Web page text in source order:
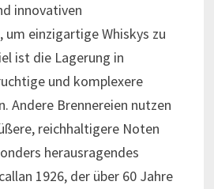
innovativen
um einzigartige Whiskys zu
ist die Lagerung in
und komplexere
Andere Brennereien nutzen
reichhaltigere Noten
herausragendes
1926, der über 60 Jahre